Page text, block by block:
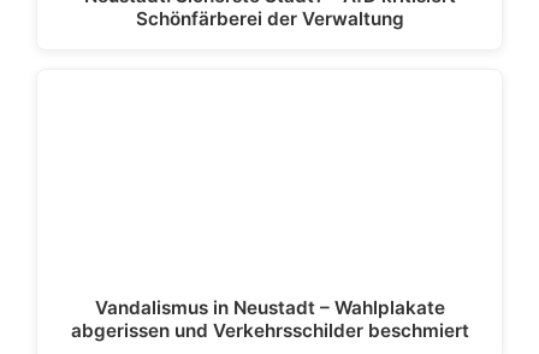
Schönfärberei der Verwaltung
Vandalismus in Neustadt – Wahlplakate
abgerissen und Verkehrsschilder beschmiert